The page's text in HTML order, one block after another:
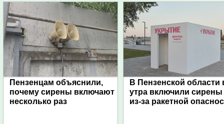
Пензенцам объяснили,
почему сирены включают
несколько раз
В Пензенской области
утра включили сирены
из-за ракетной